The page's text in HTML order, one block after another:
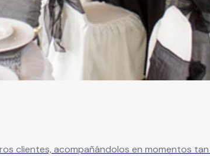
clientes, acompañándolos en momentos